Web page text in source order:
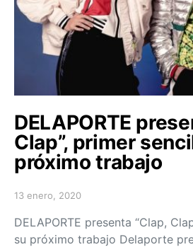
DELAPORTE
Clap”, primer
próximo trabajo
Posted on
13 enero, 2020
DELAPORTE presenta “Clap,
su próximo trabajo Delaporte